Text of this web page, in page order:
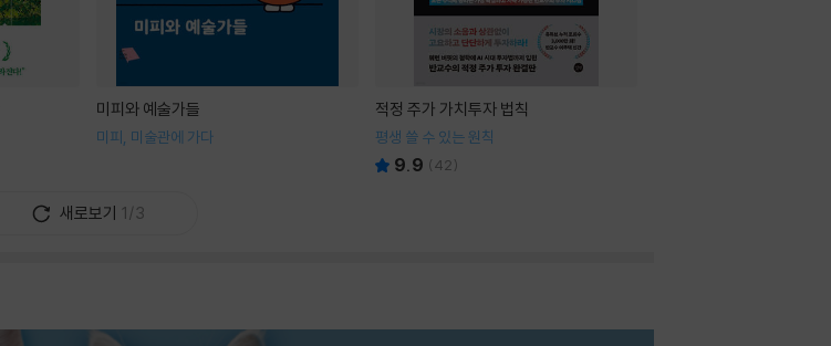
미피와 예술가들
미피, 미술관에 가다
적정 주가 가치투자 법칙
평생 쓸 수 있는 원칙
9.9 (42)
새로보기 1/3